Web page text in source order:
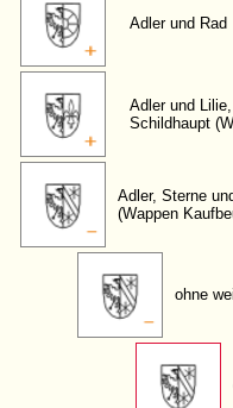
Adler und Rad
Adler und
Schildhaupt
Adler, Sterne
(Wappen
ohne